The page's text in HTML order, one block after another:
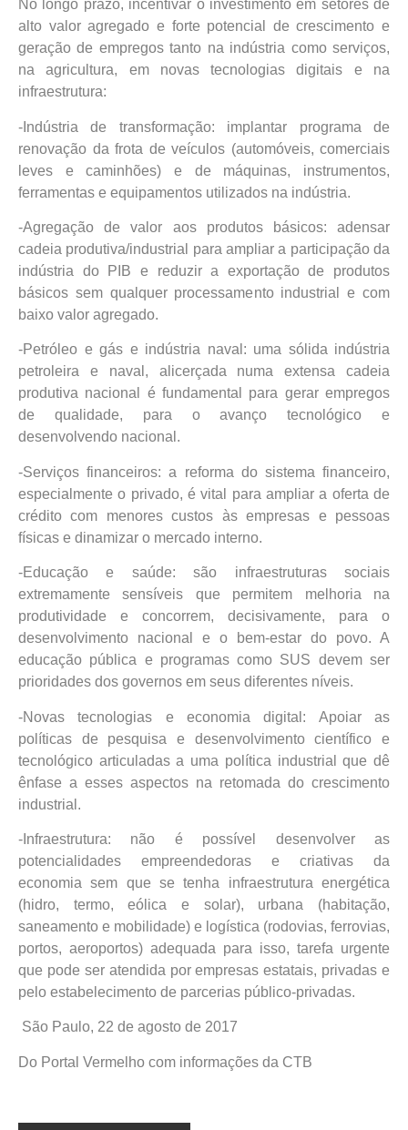
No longo prazo, incentivar o investimento em setores de
alto valor agregado e forte potencial de crescimento e
geração de empregos tanto na indústria como serviços,
na agricultura, em novas tecnologias digitais e na
infraestrutura:
-Indústria de transformação: implantar programa de
renovação da frota de veículos (automóveis, comerciais
leves e caminhões) e de máquinas, instrumentos,
ferramentas e equipamentos utilizados na indústria.
-Agregação de valor aos produtos básicos: adensar
cadeia produtiva/industrial para ampliar a participação da
indústria do PIB e reduzir a exportação de produtos
básicos sem qualquer processamento industrial e com
baixo valor agregado.
-Petróleo e gás e indústria naval: uma sólida indústria
petroleira e naval, alicerçada numa extensa cadeia
produtiva nacional é fundamental para gerar empregos
de qualidade, para o avanço tecnológico e
desenvolvendo nacional.
-Serviços financeiros: a reforma do sistema financeiro,
especialmente o privado, é vital para ampliar a oferta de
crédito com menores custos às empresas e pessoas
físicas e dinamizar o mercado interno.
-Educação e saúde: são infraestruturas sociais
extremamente sensíveis que permitem melhoria na
produtividade e concorrem, decisivamente, para o
desenvolvimento nacional e o bem-estar do povo. A
educação pública e programas como SUS devem ser
prioridades dos governos em seus diferentes níveis.
-Novas tecnologias e economia digital: Apoiar as
políticas de pesquisa e desenvolvimento científico e
tecnológico articuladas a uma política industrial que dê
ênfase a esses aspectos na retomada do crescimento
industrial.
-Infraestrutura: não é possível desenvolver as
potencialidades empreendedoras e criativas da
economia sem que se tenha infraestrutura energética
(hidro, termo, eólica e solar), urbana (habitação,
saneamento e mobilidade) e logística (rodovias, ferrovias,
portos, aeroportos) adequada para isso, tarefa urgente
que pode ser atendida por empresas estatais, privadas e
pelo estabelecimento de parcerias público-privadas.
São Paulo, 22 de agosto de 2017
Do Portal Vermelho com informações da CTB